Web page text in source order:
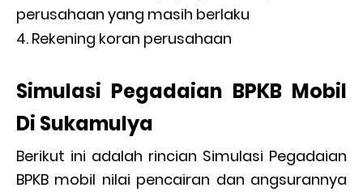
perusahaan yang masih berlaku
Rekening koran perusahaan
Simulasi Pegadaian BPKB Mobil
Di Sukamulya
Berikut ini adalah rincian Simulasi Pegadaian
BPKB mobil nilai pencairan dan angsurannya